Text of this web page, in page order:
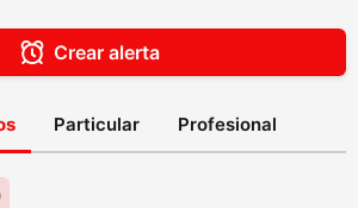
Crear alerta
Particular Profesional